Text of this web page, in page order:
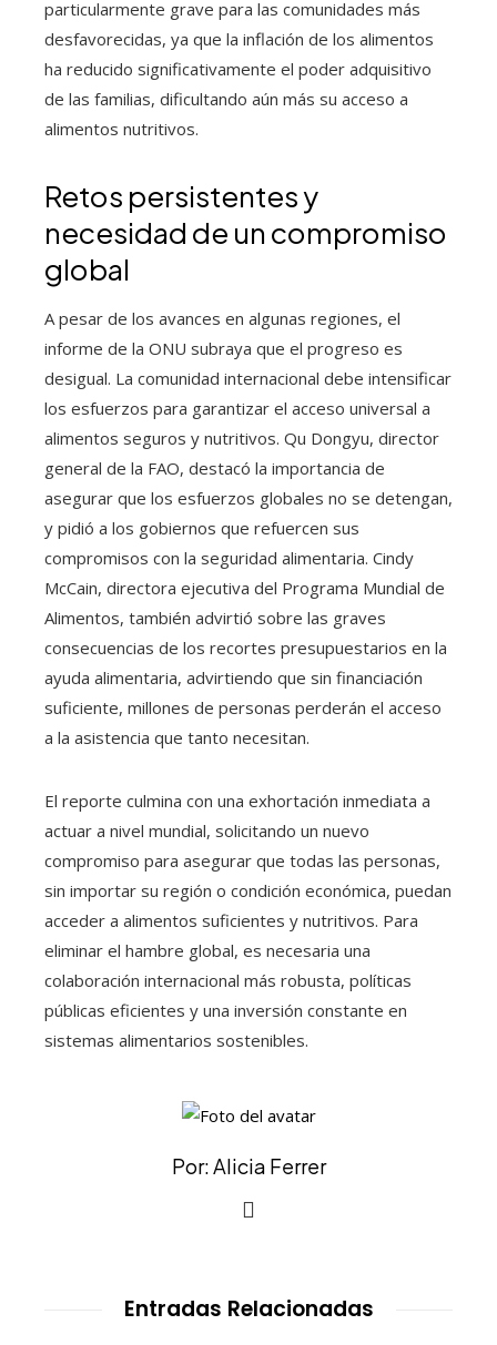
particularmente grave para las comunidades más
desfavorecidas, ya que la inflación de los alimentos
ha reducido significativamente el poder adquisitivo
de las familias, dificultando aún más su acceso a
alimentos nutritivos.
Retos persistentes y
necesidad de un compromiso
global
A pesar de los avances en algunas regiones, el
informe de la ONU subraya que el progreso es
desigual. La comunidad internacional debe intensificar
los esfuerzos para garantizar el acceso universal a
alimentos seguros y nutritivos. Qu Dongyu, director
general de la FAO, destacó la importancia de
asegurar que los esfuerzos globales no se detengan,
y pidió a los gobiernos que refuercen sus
compromisos con la seguridad alimentaria. Cindy
McCain, directora ejecutiva del Programa Mundial de
Alimentos, también advirtió sobre las graves
consecuencias de los recortes presupuestarios en la
ayuda alimentaria, advirtiendo que sin financiación
suficiente, millones de personas perderán el acceso
a la asistencia que tanto necesitan.
El reporte culmina con una exhortación inmediata a
actuar a nivel mundial, solicitando un nuevo
compromiso para asegurar que todas las personas,
sin importar su región o condición económica, puedan
acceder a alimentos suficientes y nutritivos. Para
eliminar el hambre global, es necesaria una
colaboración internacional más robusta, políticas
públicas eficientes y una inversión constante en
sistemas alimentarios sostenibles.
Por: Alicia Ferrer
Entradas Relacionadas